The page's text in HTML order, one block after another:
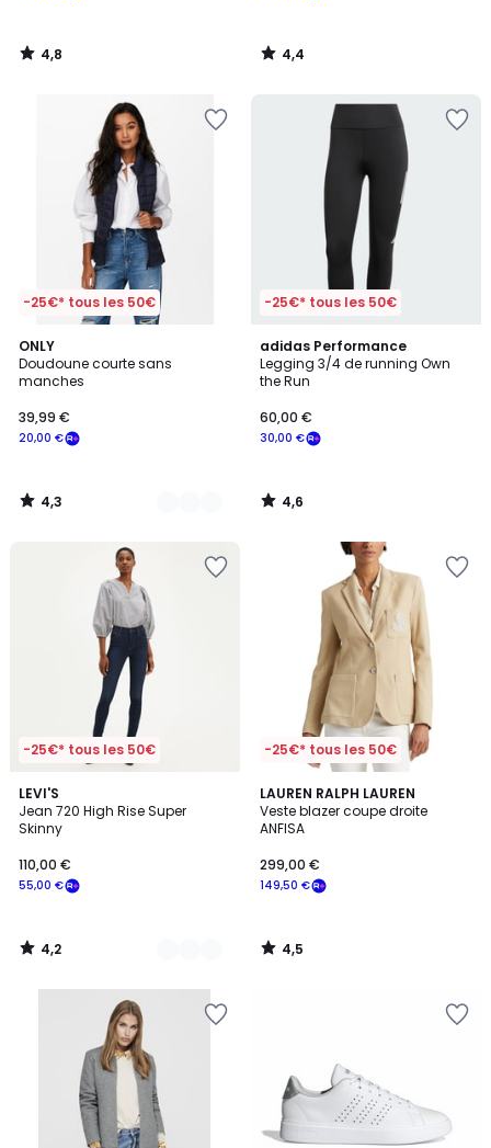
4,8
/
4,4
/
-25€* tous les 50€
ONLY
Doudoune courte sans
manches
20,00 €
39,99 €
4,3
/ 5
3
Couleurs
4,3
/
-25€* tous les 50€
adidas Performance
Legging 3/4 de running Own
the Run
30,00 €
60,00 €
4,6
/ 5
4,6
/
-25€* tous les 50€
LEVI'S
Jean 720 High Rise Super
Skinny
55,00 €
110,00 €
4,2
/ 5
2
Couleurs
4,2
/
-25€* tous les 50€
LAUREN RALPH LAUREN
Veste blazer coupe droite
ANFISA
149,50 €
299,00 €
4,5
/ 5
4,5
/